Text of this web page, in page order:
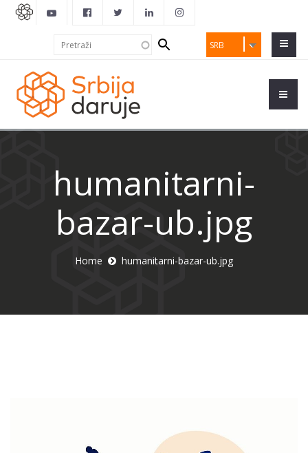
SRB
Search
form
humanitarni-
bazar-ub.jpg
Home humanitarni-bazar-ub.jpg